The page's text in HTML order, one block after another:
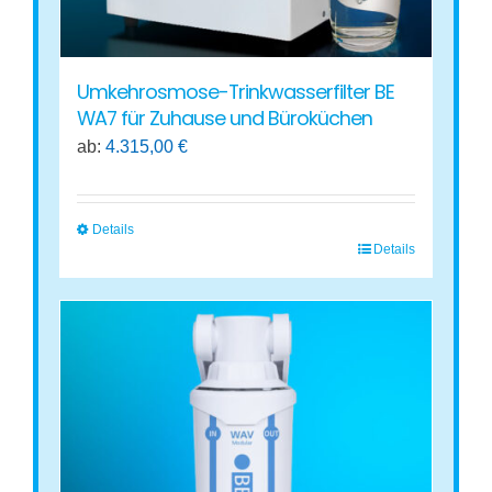
gewählt
werden
Umkehrosmose-Trinkwasserfilter BE
WA7 für Zuhause und Büroküchen
ab:4.315,00€
Details
Produkt
Details